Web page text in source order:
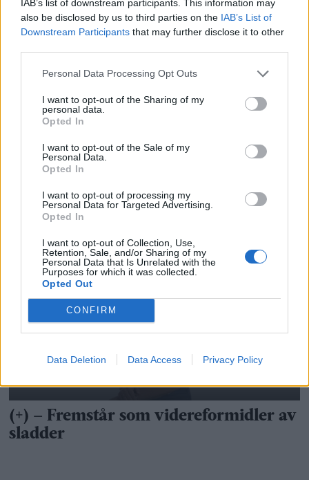
IAB’s list of downstream participants. This information may
also be disclosed by us to third parties on the IAB’s List of
Downstream Participants that may further disclose it to other
Personal Data Processing Opt Outs
I want to opt-out of the Sharing of my
personal data.
Opted In
I want to opt-out of the Sale of my
Personal Data.
Opted In
I want to opt-out of processing my
Personal Data for Targeted Advertising.
Opted In
I want to opt-out of Collection, Use,
Retention, Sale, and/or Sharing of my
Personal Data that Is Unrelated with the
Purposes for which it was collected.
Opted Out
CONFIRM
Data Deletion Data Access Privacy Policy